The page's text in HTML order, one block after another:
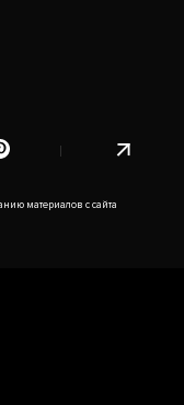
материалов с сайта